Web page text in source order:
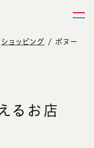
ショッピング
ボヌー
るお店